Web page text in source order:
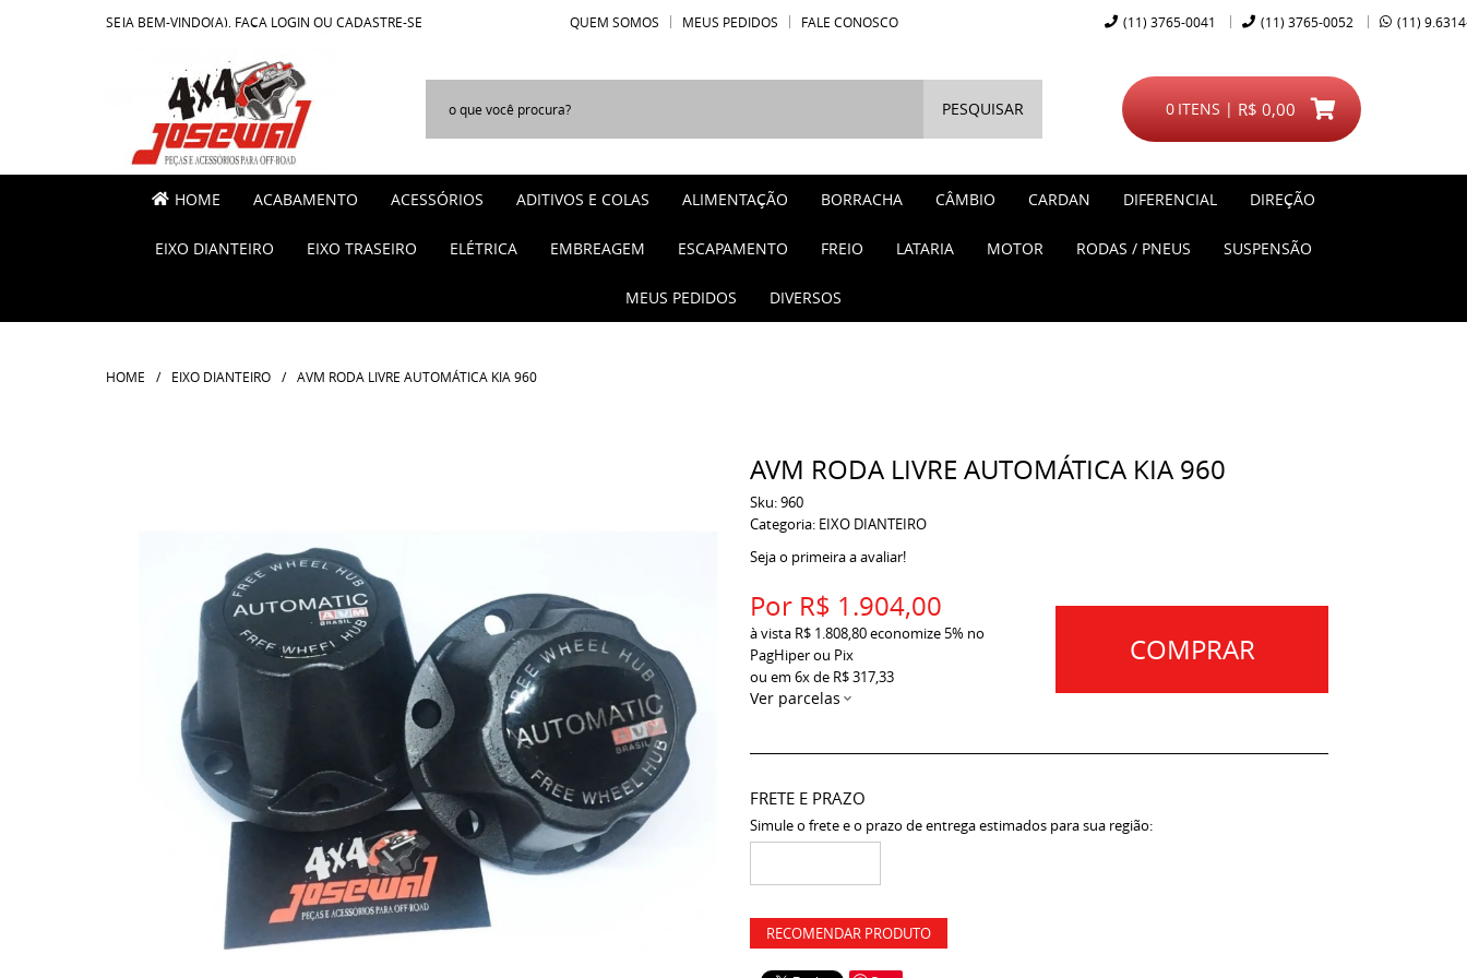
SEJA BEM-VINDO(A), FAÇA LOGIN OU CADASTRE-SE QUEM SOMOS MEUS PEDIDOS FALE CONOSCO (11) 3765-0041 (11) 3765-0052 (11)
PESQUISAR ITENS
0 R$ 0,00
HOME ACABAMENTO ACESSÓRIOS ADITIVOS E COLAS ALIMENTAÇÃO BORRACHA CÂMBIO CARDAN DIFERENCIAL DIREÇÃO
EIXO DIANTEIRO EIXO TRASEIRO ELÉTRICA EMBREAGEM ESCAPAMENTO FREIO LATARIA MOTOR RODAS / PNEUS SUSPENSÃO
MEUS PEDIDOS DIVERSOS
HOME EIXO DIANTEIRO AVM RODA LIVRE AUTOMÁTICA KIA 960
AVM RODA LIVRE AUTOMÁTICA KIA 960
Sku:960
Categoria: EIXO DIANTEIRO
Seja o primeira a avaliar!
Por R$ 1.904,00
à vista R$ 1.808,80economize 5% no
PagHiper ou Pix
ou em 6xde R$ 317,33
Ver parcelas
COMPRAR
FRETE E PRAZO
Simule o frete e o prazo de entrega estimados para sua região:
RECOMENDAR PRODUTO